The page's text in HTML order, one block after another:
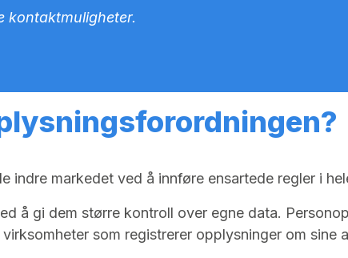
kontaktmuligheter.
markedet ved å innføre ensartede regler i
å gi dem større kontroll over egne data.
som registrerer opplysninger om sine